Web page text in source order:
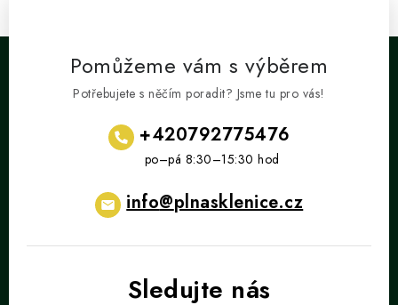
Pomůžeme vám s výběrem
Potřebujete s něčím poradit? Jsme tu pro vás!
info@plnasklenice.cz
+420792775476